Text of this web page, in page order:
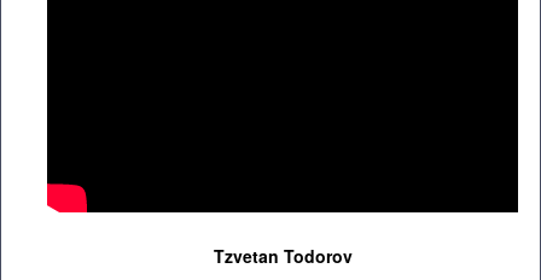
Tzvetan Todorov